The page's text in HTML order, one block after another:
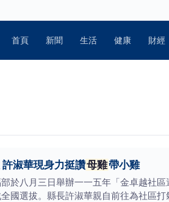
首頁 新聞 生活 健康 財經
淑華現身力挺讚母雞帶小雞
部於八月三日舉辦一一五年「金卓越社
國選拔。縣長許淑華親自前往為社區